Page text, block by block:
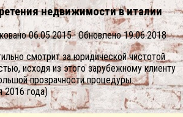
недвижимости в италии
06.05.2015· Обновлено19.06.2018
смотрит за юридической чистотой
исходя из этого зарубежному клиенту
прозрачности процедуры.
2016 года)